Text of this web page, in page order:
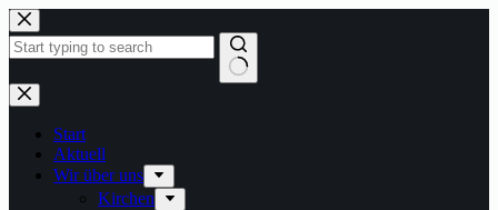
Zum
Inhalt
springen
Keine
Ergebnisse
Start
Aktuell
Wir über uns
Kirchen